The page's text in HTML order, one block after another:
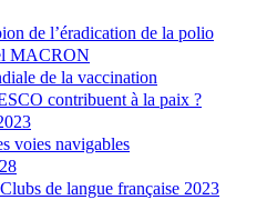
de l’éradication de la polio
MACRON
de la vaccination
contribuent à la paix ?
voies navigables
de langue française 2023